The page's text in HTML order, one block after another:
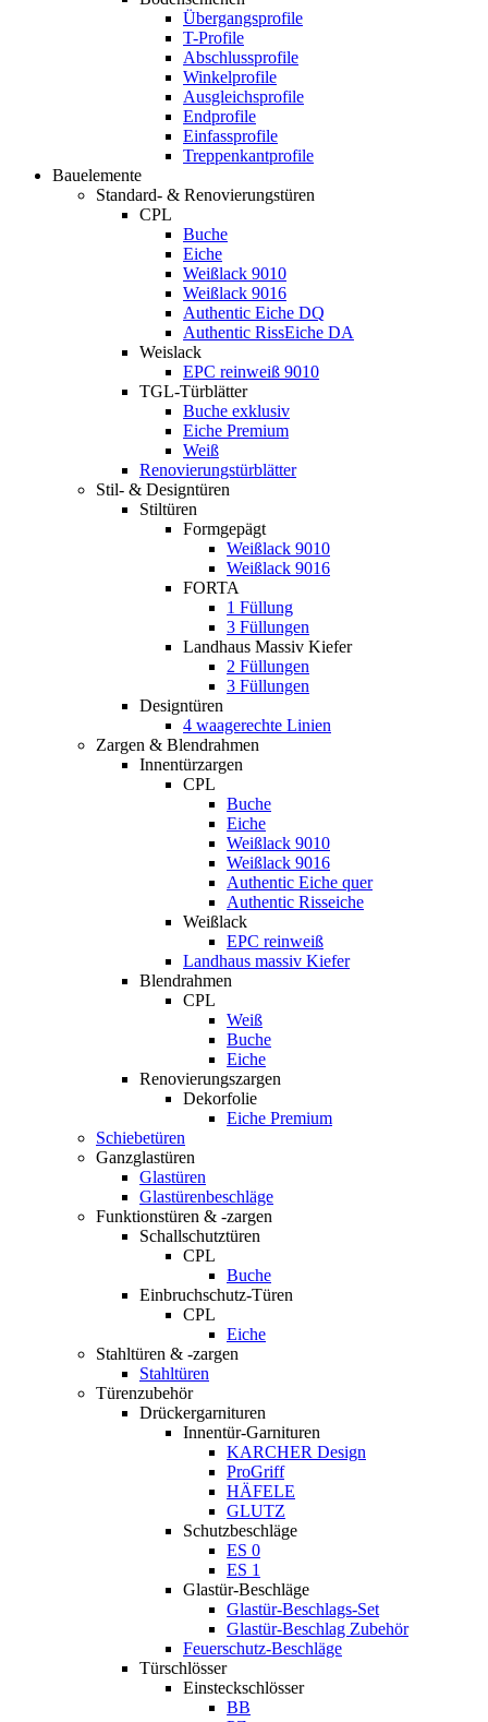
Übergangsprofile
T-Profile
Abschlussprofile
Winkelprofile
Ausgleichsprofile
Endprofile
Einfassprofile
Treppenkantprofile
Bauelemente
Standard- & Renovierungstüren
CPL
Buche
Eiche
Weißlack 9010
Weißlack 9016
Authentic Eiche DQ
Authentic RissEiche DA
Weislack
EPC reinweiß 9010
TGL-Türblätter
Buche exklusiv
Eiche Premium
Weiß
Renovierungstürblätter
Stil- & Designtüren
Stiltüren
Formgepägt
Weißlack 9010
Weißlack 9016
FORTA
1 Füllung
3 Füllungen
Landhaus Massiv Kiefer
2 Füllungen
3 Füllungen
Designtüren
4 waagerechte Linien
Zargen & Blendrahmen
Innentürzargen
CPL
Buche
Eiche
Weißlack 9010
Weißlack 9016
Authentic Eiche quer
Authentic Risseiche
Weißlack
EPC reinweiß
Landhaus massiv Kiefer
Blendrahmen
CPL
Weiß
Buche
Eiche
Renovierungszargen
Dekorfolie
Eiche Premium
Schiebetüren
Ganzglastüren
Glastüren
Glastürenbeschläge
Funktionstüren & -zargen
Schallschutztüren
CPL
Buche
Einbruchschutz-Türen
CPL
Eiche
Stahltüren & -zargen
Stahltüren
Türenzubehör
Drückergarnituren
Innentür-Garnituren
KARCHER Design
ProGriff
HÄFELE
GLUTZ
Schutzbeschläge
ES 0
ES 1
Glastür-Beschläge
Glastür-Beschlags-Set
Glastür-Beschlag Zubehör
Feuerschutz-Beschläge
Türschlösser
Einsteckschlösser
BB